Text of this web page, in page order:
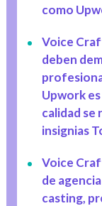
como
Voice
deben
Upwork
calidad se
insignias
Voice
de
casting,